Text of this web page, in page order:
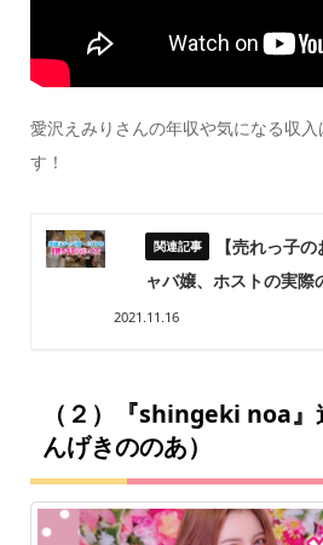
愛沢えみりさんの年収や気になる収
す！
【売れっ子
ャバ嬢、ホストの実際
2021.11.16
（２）『shingeki noa
んげきののあ）